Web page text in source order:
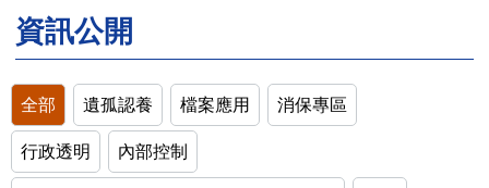
資訊公開
全部 遺孤認養 檔案應用 消保專區
行政透明 內部控制